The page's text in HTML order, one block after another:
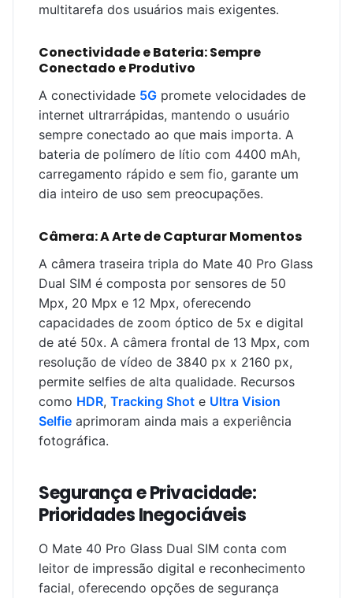
multitarefa dos usuários mais exigentes.
Conectividade e Bateria: Sempre
Conectado e Produtivo
A conectividade 5G promete velocidades de
internet ultrarrápidas, mantendo o usuário
sempre conectado ao que mais importa. A
bateria de polímero de lítio com 4400 mAh,
carregamento rápido e sem fio, garante um
dia inteiro de uso sem preocupações.
Câmera: A Arte de Capturar Momentos
A câmera traseira tripla do Mate 40 Pro Glass
Dual SIM é composta por sensores de 50
Mpx, 20 Mpx e 12 Mpx, oferecendo
capacidades de zoom óptico de 5x e digital
de até 50x. A câmera frontal de 13 Mpx, com
resolução de vídeo de 3840 px x 2160 px,
permite selfies de alta qualidade. Recursos
como HDR, Tracking Shot e Ultra Vision
Selfie aprimoram ainda mais a experiência
fotográfica.
Segurança e Privacidade:
Prioridades Inegociáveis
O Mate 40 Pro Glass Dual SIM conta com
leitor de impressão digital e reconhecimento
facial, oferecendo opções de segurança